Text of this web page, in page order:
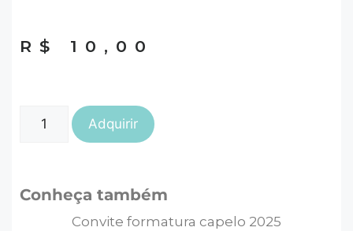
R$ 10,00
Adquirir
Conheça também
Convite formatura capelo 2025